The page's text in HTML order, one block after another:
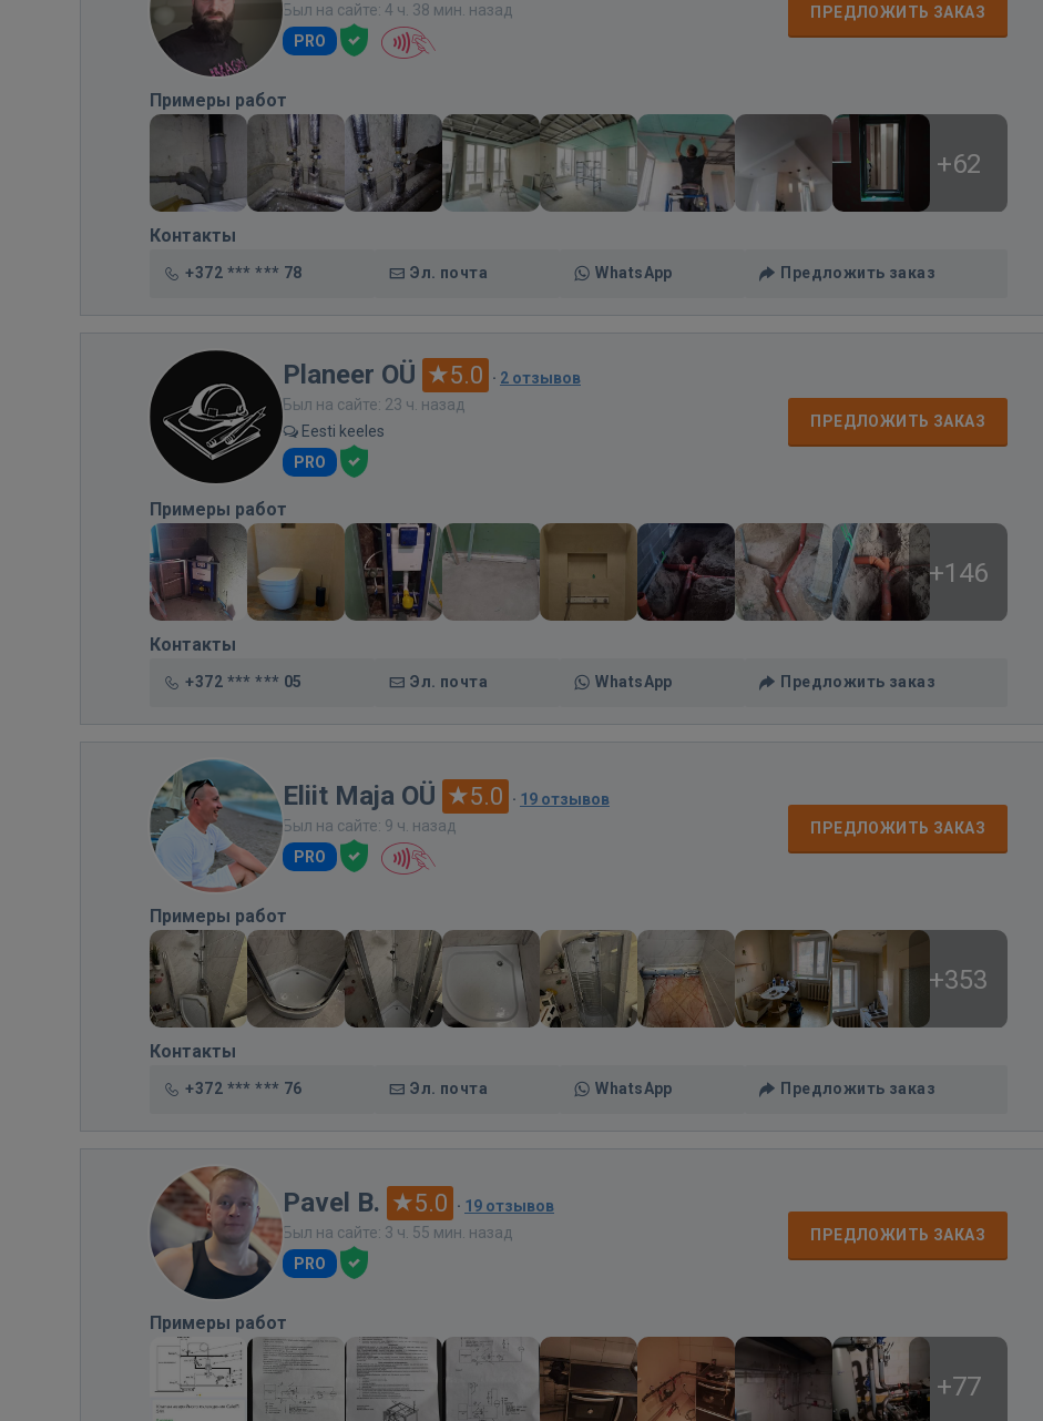
Был на сайте: 4 ч. 38 мин. назад
PRO
ПРЕДЛОЖИТЬ ЗАКАЗ
Примеры работ
+62
Контакты
+372 *** *** 78 Эл. почта WhatsApp Предложить заказ
Planeer OÜ 5.0 · 2 отзывов
Был на сайте: 23 ч. назад
Eesti keeles
PRO
ПРЕДЛОЖИТЬ ЗАКАЗ
Примеры работ
+146
Контакты
+372 *** *** 05 Эл. почта WhatsApp Предложить заказ
Eliit Maja OÜ 5.0 · 19 отзывов
Был на сайте: 9 ч. назад
PRO
ПРЕДЛОЖИТЬ ЗАКАЗ
Примеры работ
+353
Контакты
+372 *** *** 76 Эл. почта WhatsApp Предложить заказ
Pavel B. 5.0 · 19 отзывов
Был на сайте: 3 ч. 55 мин. назад
PRO
ПРЕДЛОЖИТЬ ЗАКАЗ
Примеры работ
+77